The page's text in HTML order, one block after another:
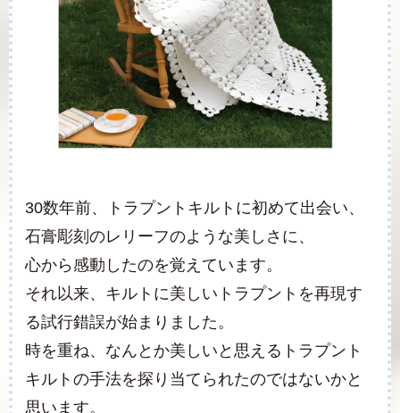
30数年前、トラプントキルトに初めて出会い、
石膏彫刻のレリーフのような美しさに、
心から感動したのを覚えています。
それ以来、キルトに美しいトラプントを再現す
る試行錯誤が始まりました。
時を重ね、なんとか美しいと思えるトラプント
キルトの手法を探り当てられたのではないかと
思います。